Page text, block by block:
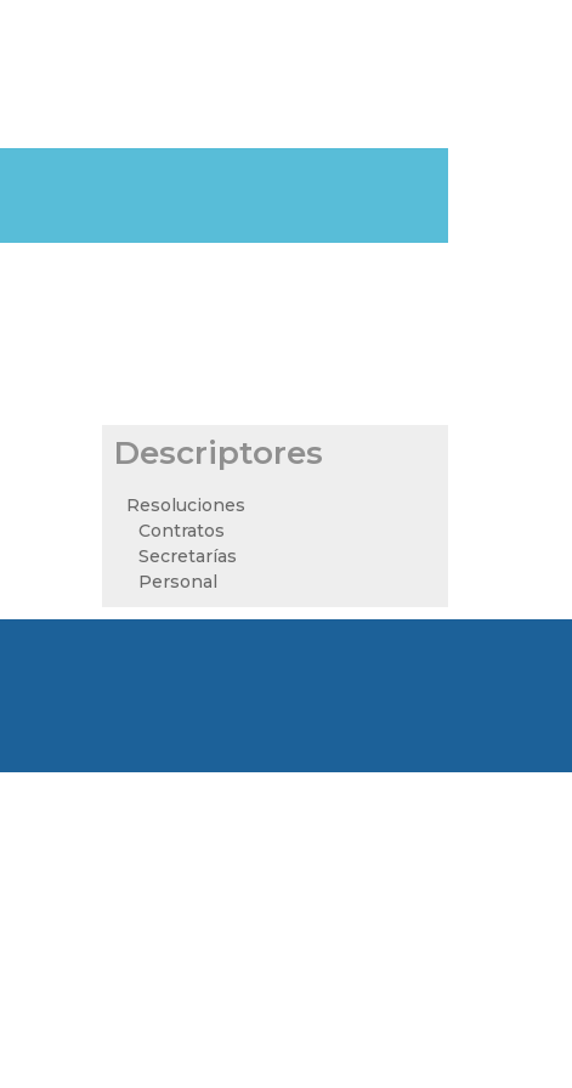
Descriptores
Resoluciones
Contratos
Secretarías
Personal